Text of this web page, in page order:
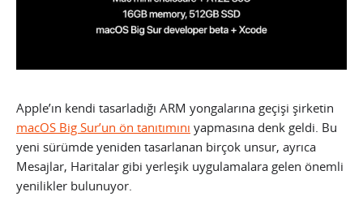
Apple’ın kendi tasarladığı ARM yongalarına geçişi şirketin
macOS Big Sur’un ön tanıtımını yapmasına denk geldi. Bu
yeni sürümde yeniden tasarlanan birçok unsur, ayrıca
Mesajlar, Haritalar gibi yerleşik uygulamalara gelen önemli
yenilikler bulunuyor.